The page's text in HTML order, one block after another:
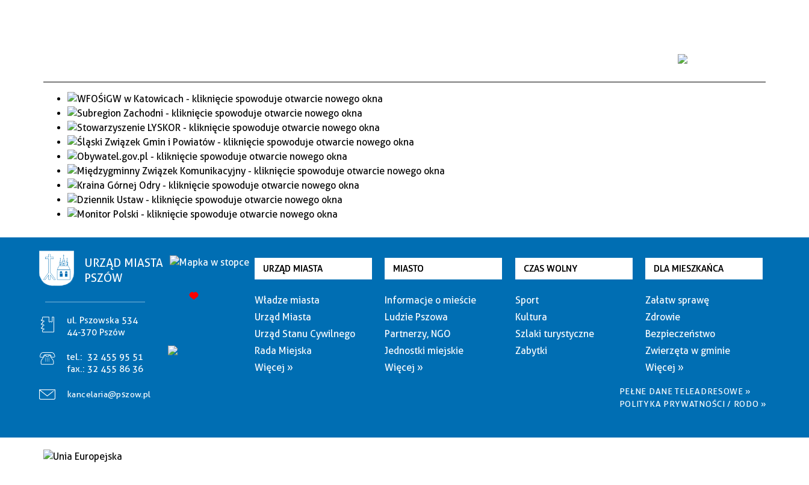
URZĄD MIASTA
PSZÓW
ul. Pszowska 534
44-370 Pszów
tel.: 32 455 95 51
fax.: 32 455 86 36
kancelaria@pszow.pl
URZĄD MIASTA
Władze miasta
Urząd Miasta
Urząd Stanu Cywilnego
Rada Miejska
Więcej »
MIASTO
Informacje o mieście
Ludzie Pszowa
Partnerzy, NGO
Jednostki miejskie
Więcej »
CZAS WOLNY
Sport
Kultura
Szlaki turystyczne
Zabytki
DLA MIESZKAŃCA
Załatw sprawę
Zdrowie
Bezpieczeństwo
Zwierzęta w gminie
Więcej »
PEŁNE DANE TELEADRESOWE »
POLITYKA PRYWATNOŚCI / RODO »